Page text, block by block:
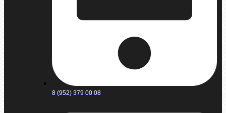
8 (952) 379 00 08